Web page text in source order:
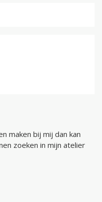
maken bij mij dan kan
zoeken in mijn atelier